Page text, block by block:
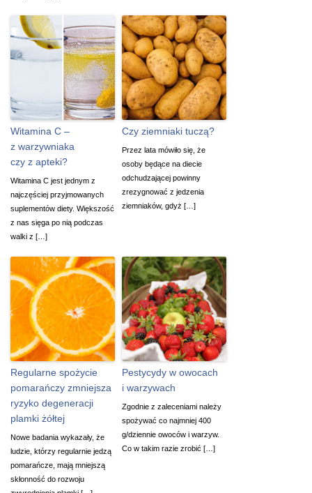
Witamina C –
z warzywniaka
czy z apteki?
Witamina C jest jednym z
najczęściej przyjmowanych
suplementów diety. Większość
z nas sięga po nią podczas
walki z […]
Czy ziemniaki tuczą?
Przez lata mówiło się, że
osoby będące na diecie
odchudzającej powinny
zrezygnować z jedzenia
ziemniaków, gdyż […]
Regularne spożycie
pomarańczy zmniejsza
ryzyko degeneracji
plamki żółtej
Nowe badania wykazały, że
ludzie, którzy regularnie jedzą
pomarańcze, mają mniejszą
skłonność do rozwoju
Pestycydy w owocach
i warzywach
Zgodnie z zaleceniami należy
spożywać co najmniej 400
g/dziennie owoców i warzyw.
Co w takim razie zrobić […]